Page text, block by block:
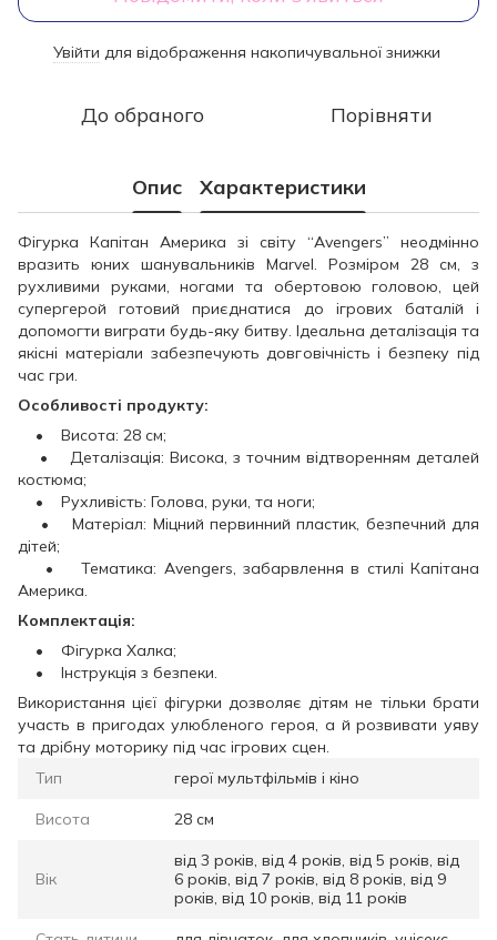
Увійти для відображення накопичувальної знижки
До обраного Порівняти
Опис Характеристики
Фігурка Капітан Америка зі світу “Avengers” неодмінно
вразить юних шанувальників Marvel. Розміром 28 см, з
рухливими руками, ногами та обертовою головою, цей
супергерой готовий приєднатися до ігрових баталій і
допомогти виграти будь-яку битву. Ідеальна деталізація та
якісні матеріали забезпечують довговічність і безпеку під
час гри.
Особливості продукту:
• Висота: 28 см;
• Деталізація: Висока, з точним відтворенням деталей
костюма;
• Рухливість: Голова, руки, та ноги;
• Матеріал: Міцний первинний пластик, безпечний для
дітей;
• Тематика: Avengers, забарвлення в стилі Капітана
Америка.
Комплектація:
• Фігурка Халка;
• Інструкція з безпеки.
Використання цієї фігурки дозволяє дітям не тільки брати
участь в пригодах улюбленого героя, а й розвивати уяву
та дрібну моторику під час ігрових сцен.
Тип
герої мультфільмів і кіно
Висота 28 см
Вік
від 3 років, від 4 років, від 5 років, від
6 років, від 7 років, від 8 років, від 9
років, від 10 років, від 11 років